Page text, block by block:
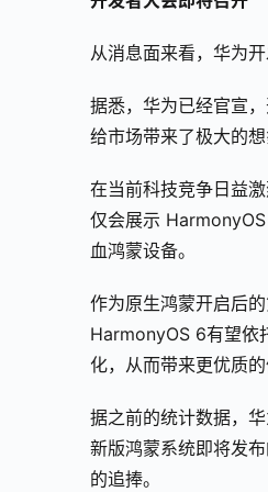
从消息面来看，华为
据悉，华为已经官宣
给市场带来了极大的想
在当前科技竞争日益
仅会展示
血鸿蒙设备。
作为原生鸿蒙开启后
HarmonyOS 6有望依
化，从而带来更优质的
据之前的统计数据，
新版鸿蒙系统即将发
的追捧。